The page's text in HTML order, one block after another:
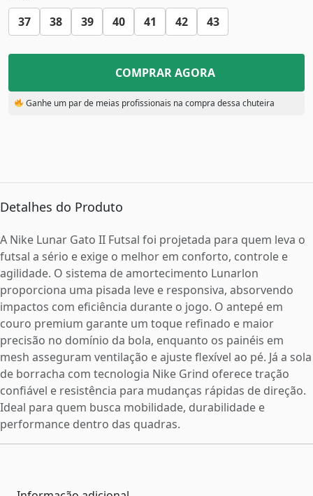
37 38 39 40 41 42 43
COMPRAR AGORA
Ganhe um par de meias profissionais na compra dessa chuteira
Detalhes do Produto
A Nike Lunar Gato II Futsal foi projetada para quem leva o
futsal a sério e exige o melhor em conforto, controle e
agilidade. O sistema de amortecimento Lunarlon
proporciona uma pisada leve e responsiva, absorvendo
impactos com eficiência durante o jogo. O antepé em
couro premium garante um toque refinado e maior
precisão no domínio da bola, enquanto os painéis em
mesh asseguram ventilação e ajuste flexível ao pé. Já a sola
de borracha com tecnologia Nike Grind oferece tração
confiável e resistência para mudanças rápidas de direção.
Ideal para quem busca mobilidade, durabilidade e
performance dentro das quadras.